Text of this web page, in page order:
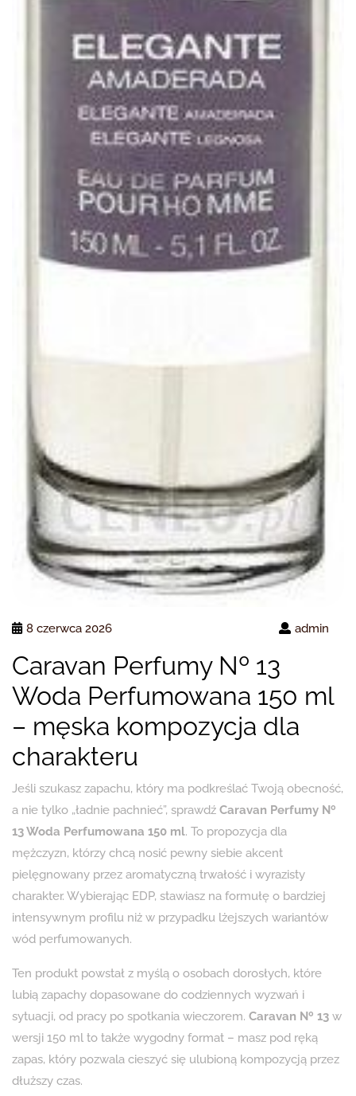
8 czerwca 2026 admin
Caravan Perfumy Nº 13
Woda Perfumowana 150 ml
– męska kompozycja dla
charakteru
Jeśli szukasz zapachu, który ma podkreślać Twoją obecność,
a nie tylko „ładnie pachnieć”, sprawdź Caravan Perfumy Nº
13 Woda Perfumowana 150 ml. To propozycja dla
mężczyzn, którzy chcą nosić pewny siebie akcent
pielęgnowany przez aromatyczną trwałość i wyrazisty
charakter. Wybierając EDP, stawiasz na formułę o bardziej
intensywnym profilu niż w przypadku lżejszych wariantów
wód perfumowanych.
Ten produkt powstał z myślą o osobach dorosłych, które
lubią zapachy dopasowane do codziennych wyzwań i
sytuacji, od pracy po spotkania wieczorem. Caravan Nº 13 w
wersji 150 ml to także wygodny format – masz pod ręką
zapas, który pozwala cieszyć się ulubioną kompozycją przez
dłuższy czas.